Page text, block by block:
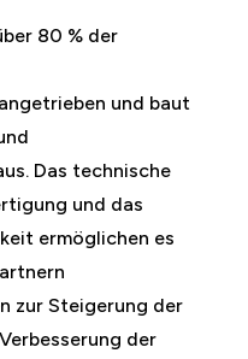
80 % der
und baut
Das technische
und das
ermöglichen es
zur Steigerung der
der